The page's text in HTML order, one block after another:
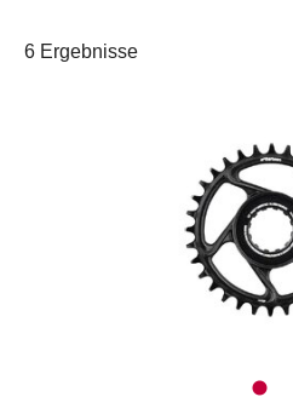
6 Ergebnisse